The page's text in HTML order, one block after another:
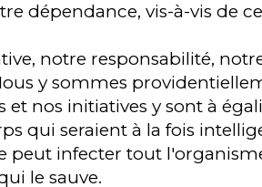
dépendance, vis-à-vis de
notre responsabilité,
y sommes
et nos initiatives y sont à
qui seraient à la fois
peut infecter tout
le sauve.